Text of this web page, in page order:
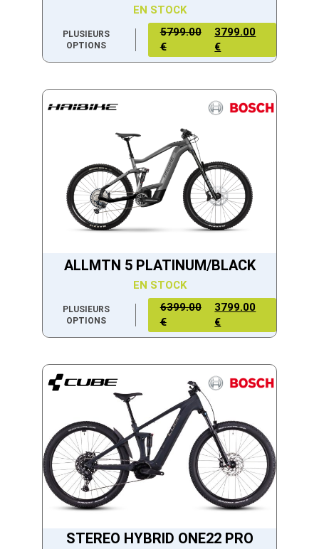
EN STOCK
PLUSIEURS
OPTIONS
5799.00
€
3799.00
€
ALLMTN 5 PLATINUM/BLACK
EN STOCK
PLUSIEURS
OPTIONS
6399.00
€
3799.00
€
STEREO HYBRID ONE22 PRO